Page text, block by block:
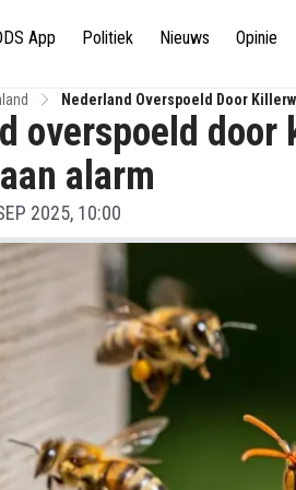
App Politiek Nieuws Opinie
Nederland Overspoeld Door
overspoeld
alarm
2025, 10:00